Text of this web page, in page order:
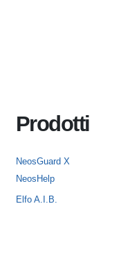
Prodotti
NeosGuard X
NeosHelp
Elfo A.I.B.